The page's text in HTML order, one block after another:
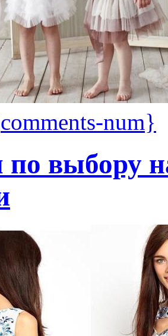
num}
выбору